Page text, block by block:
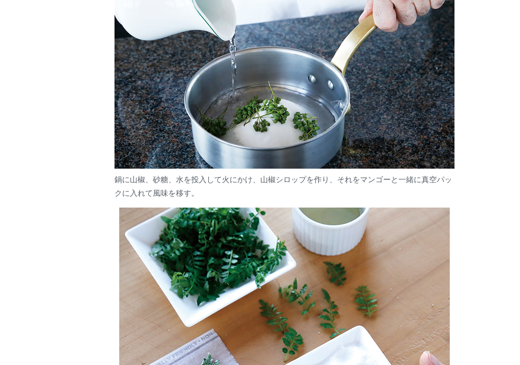
鍋に山椒、砂糖、水を投入して火にかけ、山椒シロップを作り、それをマンゴーと一緒に真空パッ
クに入れて風味を移す。